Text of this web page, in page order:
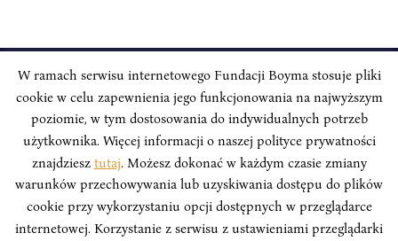
INSTYTUT BOYMA / Asian Century
Adres korespondencyjny: ul. Freta 11/5, 00-027 Warszawa
Odwiedź nas w mediach społecznościowych:
W ramach serwisu internetowego Fundacji Boyma stosuje pliki
cookie w celu zapewnienia jego funkcjonowania na najwyższym
poziomie, w tym dostosowania do indywidualnych potrzeb
użytkownika. Więcej informacji o naszej polityce prywatności
znajdziesz tutaj. Możesz dokonać w każdym czasie zmiany
warunków przechowywania lub uzyskiwania dostępu do plików
cookie przy wykorzystaniu opcji dostępnych w przeglądarce
internetowej. Korzystanie z serwisu z ustawieniami przeglądarki